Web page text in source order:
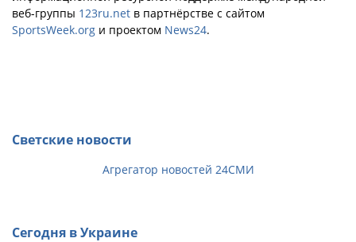
веб-группы 123ru.net в партнёрстве с сайтом
SportsWeek.org и проектом News24.
Светские новости
Агрегатор новостей 24СМИ
Сегодня в Украине